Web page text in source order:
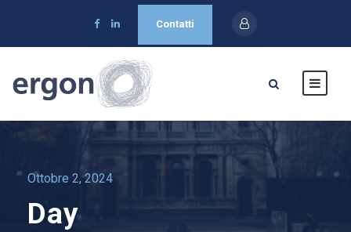
Contatti
Ottobre 2, 2024
Day